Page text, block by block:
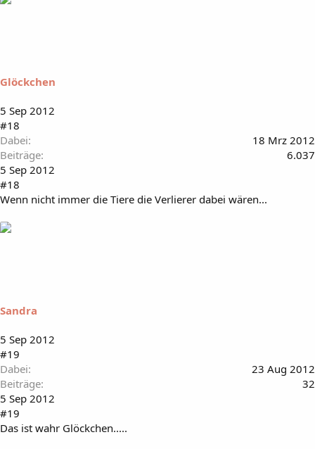
Glöckchen
5 Sep 2012
#18
Dabei
18 Mrz 2012
Beiträge
6.037
5 Sep 2012
#18
Wenn nicht immer die Tiere die Verlierer dabei wären...
Sandra
5 Sep 2012
#19
Dabei
23 Aug 2012
Beiträge
32
5 Sep 2012
#19
Das ist wahr Glöckchen.....